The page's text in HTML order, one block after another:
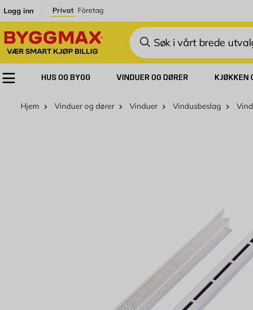
Logg inn Privat Företag
Søk
HUS OG BYGG VINDUER OG DØRER KJØKKEN
Hjem Vinduer og dører Vinduer Vindusbeslag